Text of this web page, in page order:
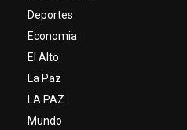
Deportes
Economia
El Alto
La Paz
LA PAZ
Mundo